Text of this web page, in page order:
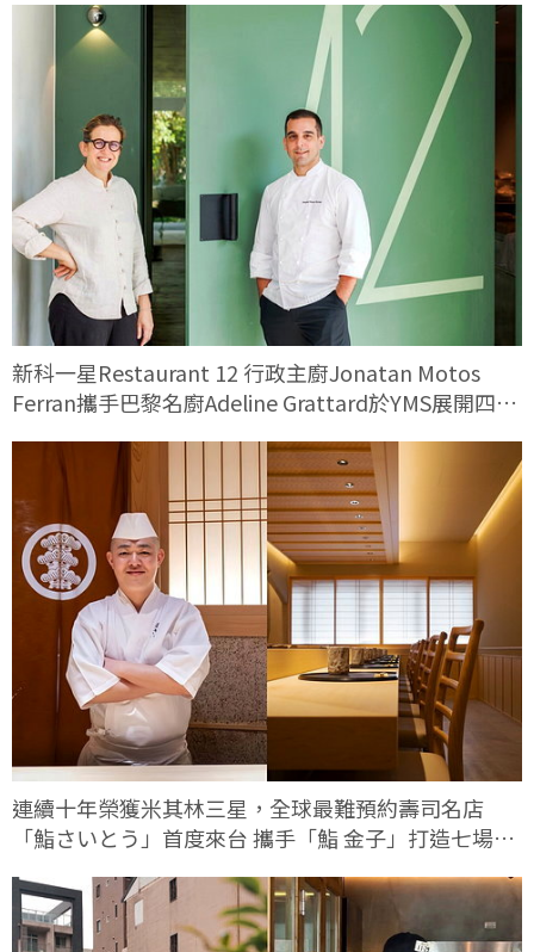
新科一星Restaurant 12 行政主廚Jonatan Motos
Ferran攜手巴黎名廚Adeline Grattard於YMS展開四手
連續十年榮獲米其林三星，全球最難預約壽司名店
「鮨さいとう」首度來台 攜手「鮨 金子」打造七場限